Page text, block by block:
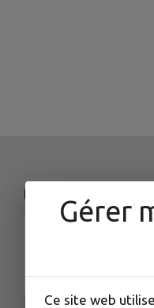
404 La page
NOS COORDONNÉES
Gérer
Ce site web